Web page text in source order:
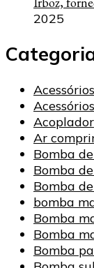
2025
Acoplador
Ar
Bomba
Bomba
Bomba
bomba
Bomba
Bomba
Bomba